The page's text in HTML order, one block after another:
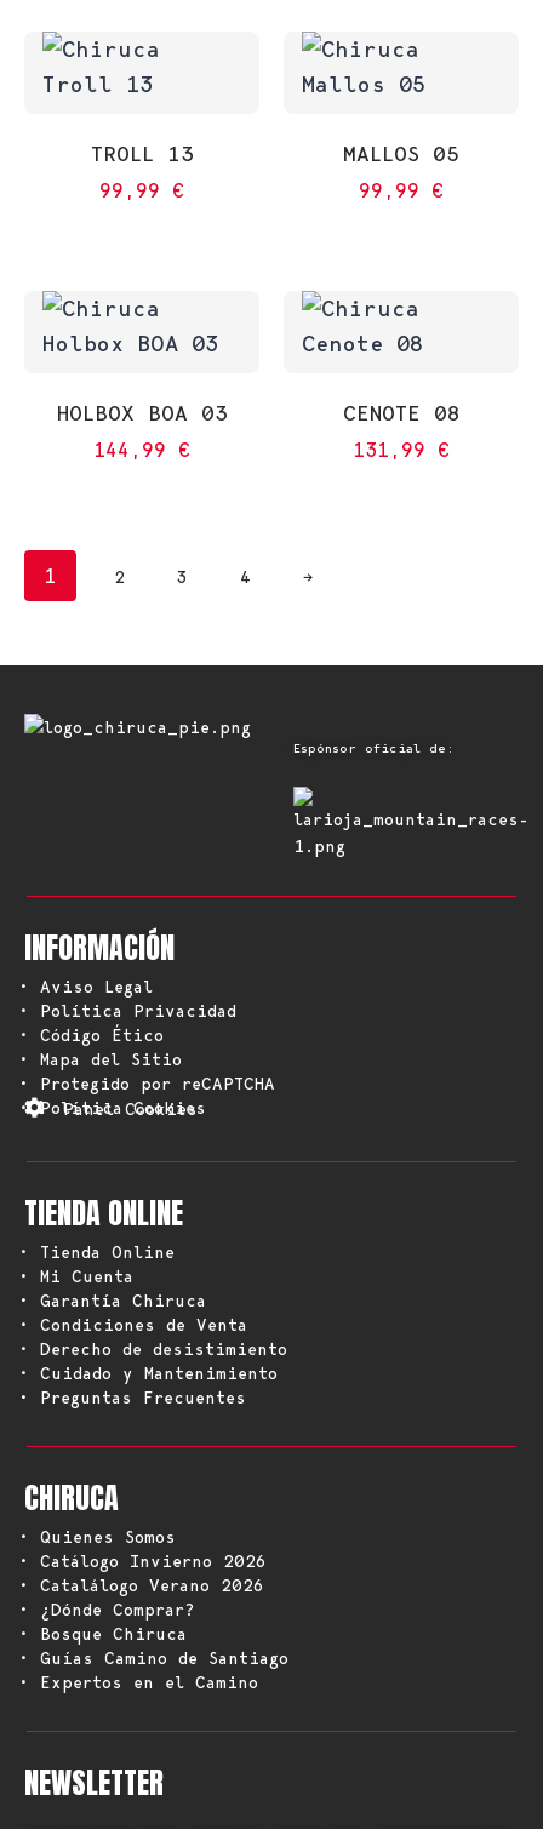
TROLL 13
99,99 €
MALLOS 05
99,99 €
HOLBOX BOA 03
144,99 €
CENOTE 08
131,99 €
1 2 3 4 →
Espónsor oficial de:
INFORMACIÓN
• Aviso Legal
• Política Privacidad
• Código Ético
• Mapa del Sitio
• Protegido por reCAPTCHA
• Política Cookies
Panel Cookies
TIENDA ONLINE
• Tienda Online
• Mi Cuenta
• Garantía Chiruca
• Condiciones de Venta
• Derecho de desistimiento
• Cuidado y Mantenimiento
• Preguntas Frecuentes
CHIRUCA
• Quienes Somos
• Catálogo Invierno 2026
• Catalálogo Verano 2026
• ¿Dónde Comprar?
• Bosque Chiruca
• Guías Camino de Santiago
• Expertos en el Camino
NEWSLETTER